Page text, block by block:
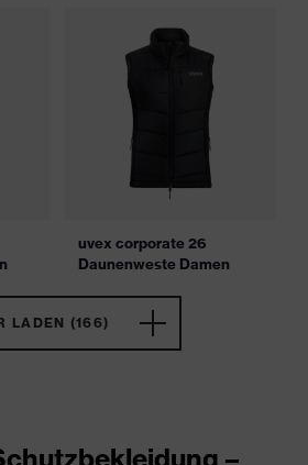
uvex corporate 26
Daunenweste Damen
LADEN (166)
–